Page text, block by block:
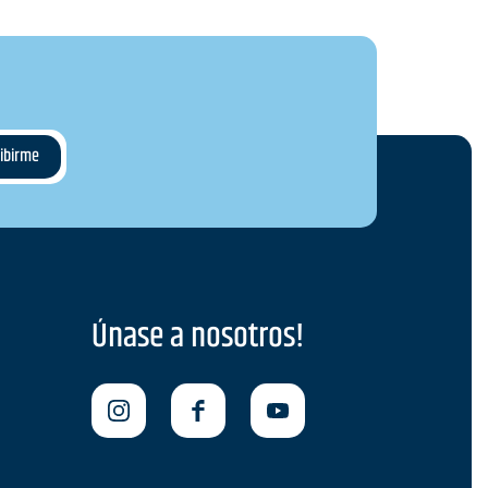
Únase a nosotros!